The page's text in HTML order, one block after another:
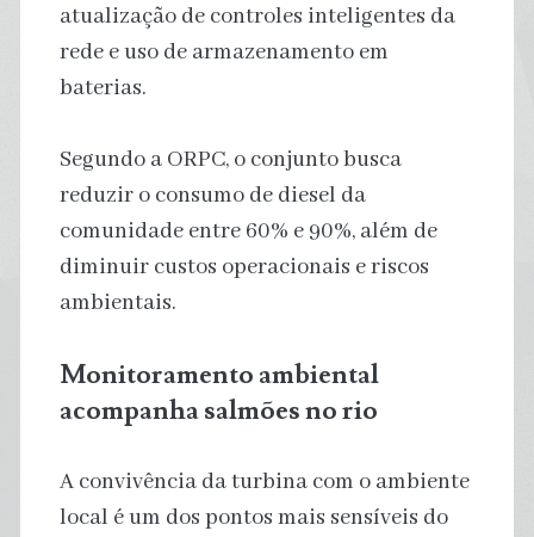
atualização de controles inteligentes da
rede e uso de armazenamento em
baterias.
Segundo a ORPC, o conjunto busca
reduzir o consumo de diesel da
comunidade entre 60% e 90%, além de
diminuir custos operacionais e riscos
ambientais.
Monitoramento ambiental
acompanha salmões no rio
A convivência da turbina com o ambiente
local é um dos pontos mais sensíveis do